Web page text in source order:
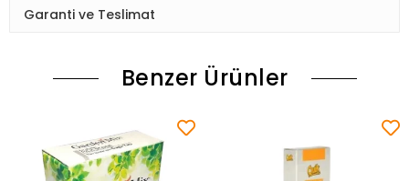
Garanti ve Teslimat
Benzer Ürünler